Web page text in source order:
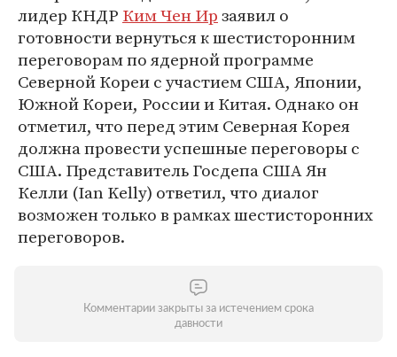
лидер КНДР Ким Чен Ирзаявил о
готовности вернуться к шестисторонним
переговорам по ядерной программе
Северной Кореи с участием США, Японии,
Южной Кореи, России и Китая. Однако он
отметил, что перед этим Северная Корея
должна провести успешные переговоры с
США. Представитель Госдепа США Ян
Келли (Ian Kelly) ответил, что диалог
возможен только в рамках шестисторонних
переговоров.
Комментарии закрыты за истечением срока
давности